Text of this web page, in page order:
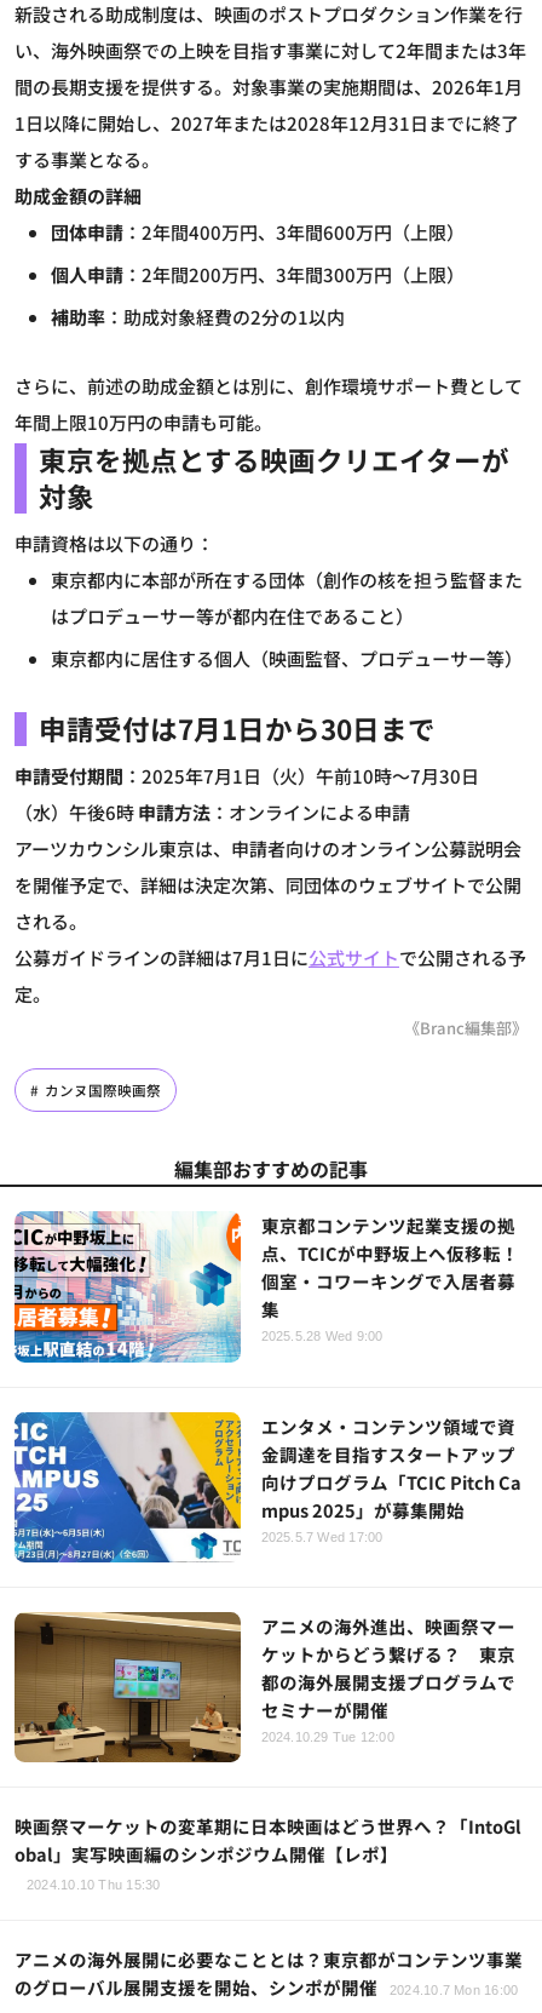
新設される助成制度は、映画のポストプロダクション作業を行
い、海外映画祭での上映を目指す事業に対して2年間または3年
間の長期支援を提供する。対象事業の実施期間は、2026年1月
1日以降に開始し、2027年または2028年12月31日までに終了
する事業となる。
助成金額の詳細
団体申請 ：2年間400万円、3年間600万円（上限）
個人申請 ：2年間200万円、3年間300万円（上限）
補助率 ：助成対象経費の2分の1以内
さらに、前述の助成金額とは別に、創作環境サポート費として
年間上限10万円の申請も可能。
東京を拠点とする映画クリエイターが
対象
申請資格は以下の通り：
東京都内に本部が所在する団体（創作の核を担う監督また
はプロデューサー等が都内在住であること）
東京都内に居住する個人（映画監督、プロデューサー等）
申請受付は7月1日から30日まで
申請受付期間 ：2025年7月1日（火）午前10時～7月30日
（水）午後6時申請方法 ：オンラインによる申請
アーツカウンシル東京は、申請者向けのオンライン公募説明会
を開催予定で、詳細は決定次第、同団体のウェブサイトで公開
される。
公募ガイドラインの詳細は7月1日に公式サイトで公開される予
定。
《Branc編集部》
カンヌ国際映画祭
編集部おすすめの記事
東京都コンテンツ起業支援の拠
点、TCICが中野坂上へ仮移転！
個室・コワーキングで入居者募
集
2025.5.28 Wed 9:00
エンタメ・コンテンツ領域で資
金調達を目指すスタートアップ
向けプログラム「TCIC Pitch Ca
mpus 2025」が募集開始
2025.5.7 Wed 17:00
アニメの海外進出、映画祭マー
ケットからどう繋げる？ 東京
都の海外展開支援プログラムで
セミナーが開催
2024.10.29 Tue 12:00
映画祭マーケットの変革期に日本映画はどう世界へ？「IntoGl
obal」実写映画編のシンポジウム開催【レポ】
2024.10.10 Thu 15:30
アニメの海外展開に必要なこととは？東京都がコンテンツ事業
のグローバル展開支援を開始、シンポが開催
2024.10.7 Mon 16:00